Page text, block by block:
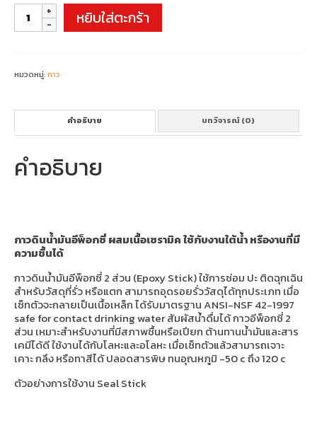
จำนวน
Seal
Stick
Epoxy
หยิบใส่ตะกร้า
หมวดหมู่:กาว
คำอธิบาย บทวิจารณ์ (0)
คำอธิบาย
กาวดินน้ำมันอีพ็อกซี่ ผสมเนื้อเซรามิค ใช้กับงานใต้น้ำ หรืองานที่มี
ความชื้นได้
กาวดินน้ำมันอีพ็อกซี่ 2 ส่วน (Epoxy Stick) ใช้การซ่อม ปะ ติดฉุกเฉิน
สำหรับวัสดุที่รั่ว หรือแตก สามารถอุดรอยรั่ววัสดุได้ทุกประเภท เมื่อ
เซ็ทตัวจะกลายเป็นเนื้อเหล็ก ได้รับมาตรฐาน ANSI-NSF 42-1997
safe for contact drinking water สัมผัสน้ำดื่มได้ กาวอีพ็อกซี่ 2
ส่วน เหมาะสำหรับงานที่มีสภาพชื้นหรือเปียก ต้านทานน้ำมันและสาร
เคมีได้ดี ใช้งานได้กับโลหะและอโลหะ เมื่อเซ็ทตัวแล้วสามารถเจาะ
เคาะ กลึง หรือทาสีได้ ปลอดสารพิษ ทนอุณหภูมิ -50 c ถึง 120 c
ตัวอย่างการใช้งาน Seal Stick